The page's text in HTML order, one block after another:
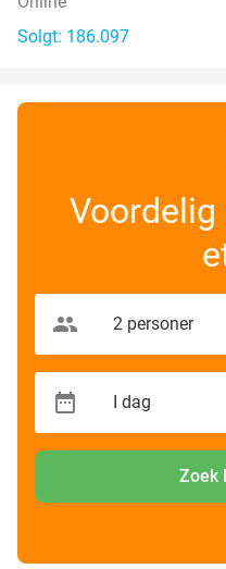
Solgt: 186.097
Zoek